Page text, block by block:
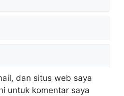
dan situs web saya
untuk komentar saya